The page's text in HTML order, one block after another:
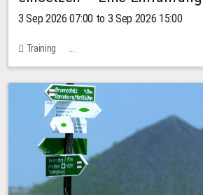
3 Sep 2026 07:00 to 3 Sep 2026 15:00
Training
Bachstraße 18k - SR 102 (Seminarraum